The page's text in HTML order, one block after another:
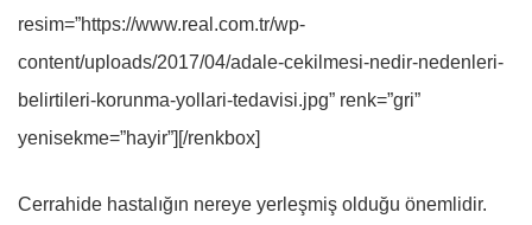
resim=”https://www.real.com.tr/wp-
content/uploads/2017/04/adale-cekilmesi-nedir-nedenleri-
belirtileri-korunma-yollari-tedavisi.jpg” renk=”gri”
yenisekme=”hayir”][/renkbox]
Cerrahide hastalığın nereye yerleşmiş olduğu önemlidir.